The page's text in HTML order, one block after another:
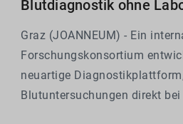
Blutdiagnostik ohne
Graz (JOANNEUM) - Ein
Forschungskonsortium
neuartige
Blutuntersuchungen direkt